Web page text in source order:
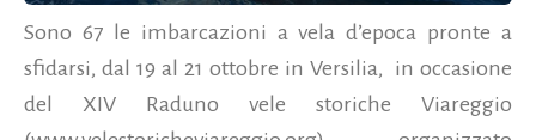
Sono 67 le imbarcazioni a vela d’epoca pronte a
sfidarsi, dal 19 al 21 ottobre in Versilia, in occasione
del XIV Raduno vele storiche Viareggio